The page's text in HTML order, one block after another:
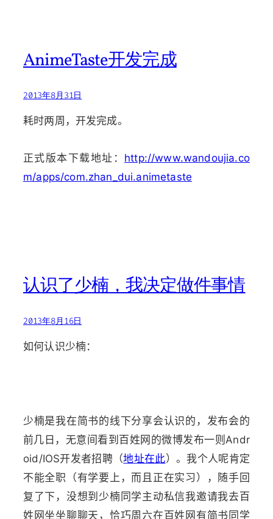
AnimeTaste开发完成
2013年8月31日
耗时两周，开发完成。
正式版本下载地址： http://www.wandoujia.co
m/apps/com.zhan_dui.animetaste
认识了少楠，我决定做件事情
2013年8月16日
如何认识少楠：
少楠是我在简书的线下分享会认识的，发布会的
前几日，无意间看到百姓网的微博发布一则Andr
oid/IOS开发者招聘（地址在此）。我个人呢肯定
不能全职（有学要上，而且正在实习），随手回
复了下，没想到少楠同学主动私信我邀请我去百
姓网坐坐聊聊天，恰巧周六在百姓网有简书同学